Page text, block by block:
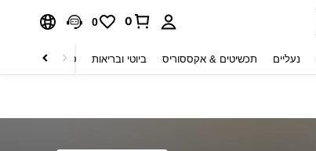
0
0
נעליים תכשיטים & אקססוריס ביוטי ובריאות טקסטיל לבית